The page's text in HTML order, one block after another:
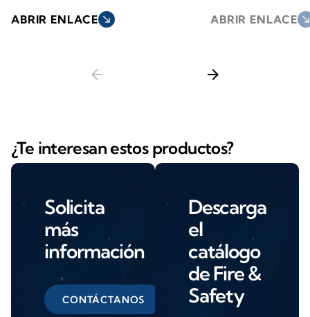
ABRIR ENLACE south_east ABRIR ENLACE
arrow_back arrow_forward
¿Te interesan estos productos?
Solicita
más
información
CONTÁCTANOS
Descarga
el
catálogo
de Fire &
Safety